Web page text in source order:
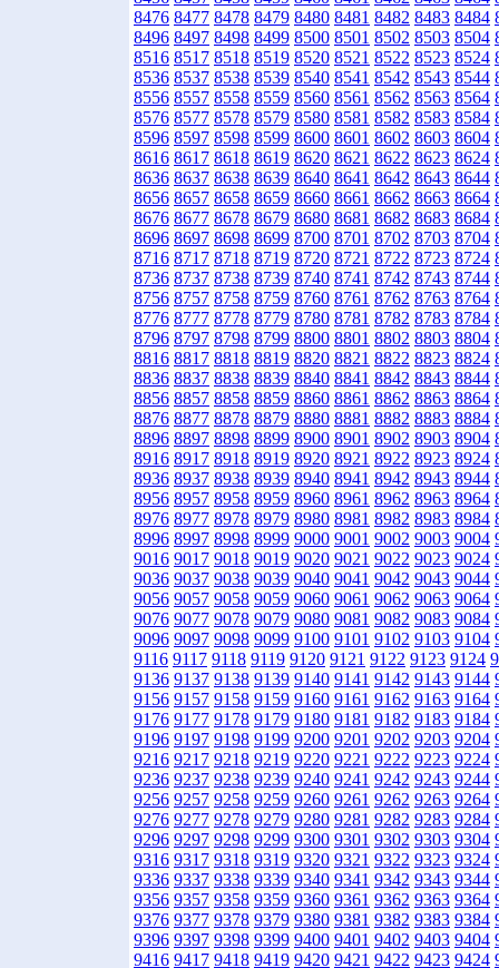
8476 8477 8478 8479 8480 8481 8482 8483 8484
8496 8497 8498 8499 8500 8501 8502 8503 8504
8516 8517 8518 8519 8520 8521 8522 8523 8524
8536 8537 8538 8539 8540 8541 8542 8543 8544
8556 8557 8558 8559 8560 8561 8562 8563 8564
8576 8577 8578 8579 8580 8581 8582 8583 8584
8596 8597 8598 8599 8600 8601 8602 8603 8604
8616 8617 8618 8619 8620 8621 8622 8623 8624
8636 8637 8638 8639 8640 8641 8642 8643 8644
8656 8657 8658 8659 8660 8661 8662 8663 8664
8676 8677 8678 8679 8680 8681 8682 8683 8684
8696 8697 8698 8699 8700 8701 8702 8703 8704
8716 8717 8718 8719 8720 8721 8722 8723 8724
8736 8737 8738 8739 8740 8741 8742 8743 8744
8756 8757 8758 8759 8760 8761 8762 8763 8764
8776 8777 8778 8779 8780 8781 8782 8783 8784
8796 8797 8798 8799 8800 8801 8802 8803 8804
8816 8817 8818 8819 8820 8821 8822 8823 8824
8836 8837 8838 8839 8840 8841 8842 8843 8844
8856 8857 8858 8859 8860 8861 8862 8863 8864
8876 8877 8878 8879 8880 8881 8882 8883 8884
8896 8897 8898 8899 8900 8901 8902 8903 8904
8916 8917 8918 8919 8920 8921 8922 8923 8924
8936 8937 8938 8939 8940 8941 8942 8943 8944
8956 8957 8958 8959 8960 8961 8962 8963 8964
8976 8977 8978 8979 8980 8981 8982 8983 8984
8996 8997 8998 8999 9000 9001 9002 9003 9004
9016 9017 9018 9019 9020 9021 9022 9023 9024
9036 9037 9038 9039 9040 9041 9042 9043 9044
9056 9057 9058 9059 9060 9061 9062 9063 9064
9076 9077 9078 9079 9080 9081 9082 9083 9084
9096 9097 9098 9099 9100 9101 9102 9103 9104
9116 9117 9118 9119 9120 9121 9122 9123 9124
9136 9137 9138 9139 9140 9141 9142 9143 9144
9156 9157 9158 9159 9160 9161 9162 9163 9164
9176 9177 9178 9179 9180 9181 9182 9183 9184
9196 9197 9198 9199 9200 9201 9202 9203 9204
9216 9217 9218 9219 9220 9221 9222 9223 9224
9236 9237 9238 9239 9240 9241 9242 9243 9244
9256 9257 9258 9259 9260 9261 9262 9263 9264
9276 9277 9278 9279 9280 9281 9282 9283 9284
9296 9297 9298 9299 9300 9301 9302 9303 9304
9316 9317 9318 9319 9320 9321 9322 9323 9324
9336 9337 9338 9339 9340 9341 9342 9343 9344
9356 9357 9358 9359 9360 9361 9362 9363 9364
9376 9377 9378 9379 9380 9381 9382 9383 9384
9396 9397 9398 9399 9400 9401 9402 9403 9404
9416 9417 9418 9419 9420 9421 9422 9423 9424